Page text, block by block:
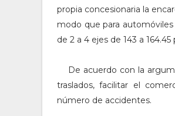
propia concesionaria la
modo que para automóviles
de 2 a 4 ejes de 143 a 164.45
De acuerdo con la
traslados, facilitar el
número de accidentes.